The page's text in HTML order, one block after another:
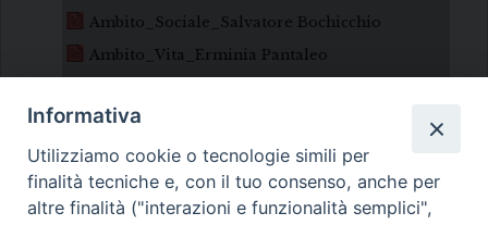
Ambito_Sociale_Salvatore Bochicchio
Ambito_Vita_Erminia Pantaleo
Informativa
Utilizziamo cookie o tecnologie simili per
finalità tecniche e, con il tuo consenso, anche per
altre finalità ("interazioni e funzionalità semplici",